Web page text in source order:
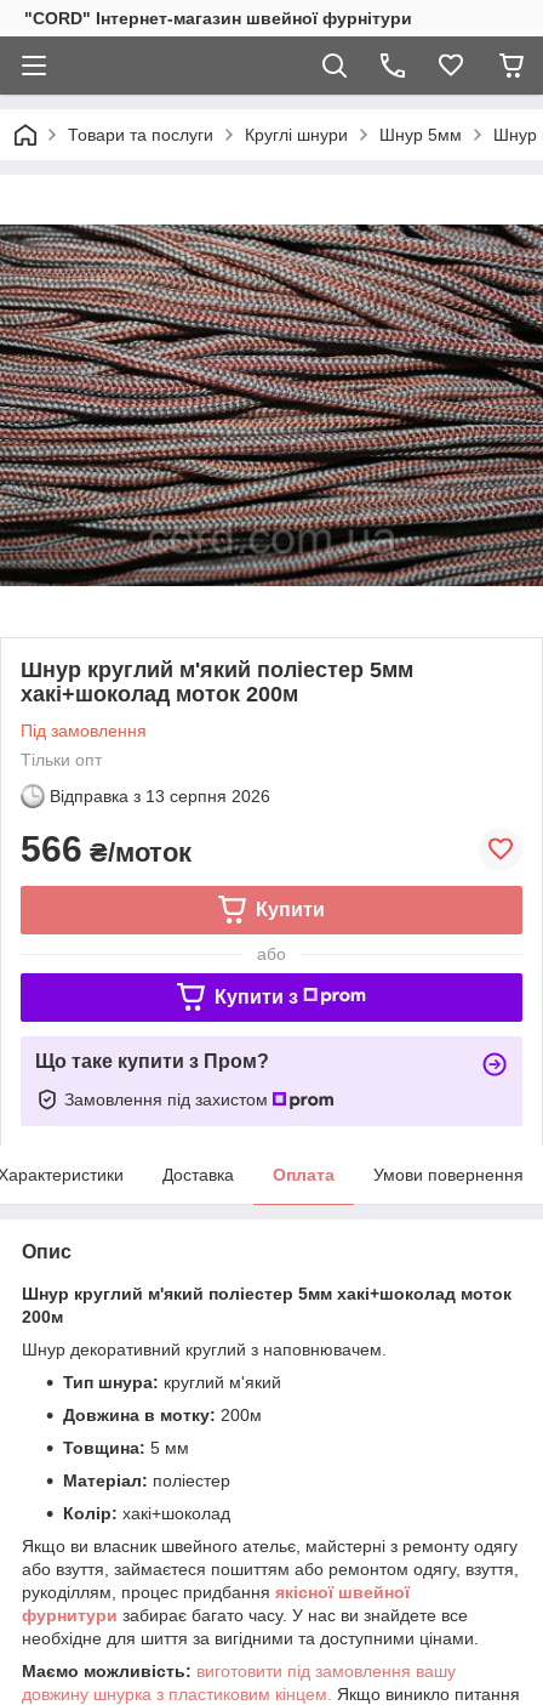
"CORD" Інтернет-магазин швейної фурнітури
Товари та послуги Круглі шнури Шнур 5мм Шнур
Шнур круглий м'який поліестер 5мм
хакі+шоколад моток 200м
Під замовлення
Тільки опт
Відправка з 13 серпня 2026
566 ₴/моток
Купити
або
Купити з
Що таке купити з Пром?
Замовлення під захистом
Доставка Оплата Умови повернення
Опис
Шнур круглий м'який поліестер 5мм хакі+шоколад моток
200м
Шнур декоративний круглий з наповнювачем.
Тип шнура: круглий м'який
Довжина в мотку: 200м
Товщина: 5 мм
Матеріал: поліестер
Колір: хакі+шоколад
Якщо ви власник швейного ательє, майстерні з ремонту одягу
або взуття, займаєтеся пошиттям або ремонтом одягу, взуття,
рукоділлям, процес придбання якісної швейної
фурнитури забирає багато часу. У нас ви знайдете все
необхідне для шиття за вигідними та доступними цінами.
Маємо можливість: виготовити під замовлення вашу
довжину шнурка з пластиковим кінцем.
Якщо виникло питання